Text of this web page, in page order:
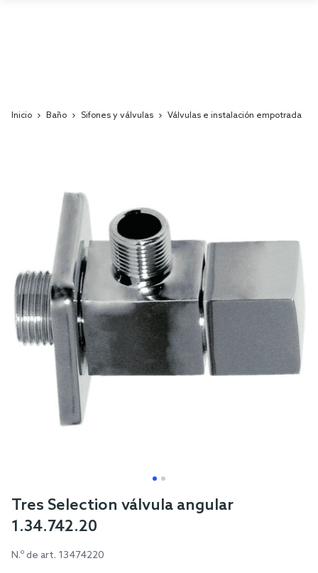
Inicio Baño Sifones y válvulas Válvulas e instalación empotrada
images
gallery
Skip
to
beginning
Tres Selection válvula angular
1.34.742.20
N.º de art. 13474220